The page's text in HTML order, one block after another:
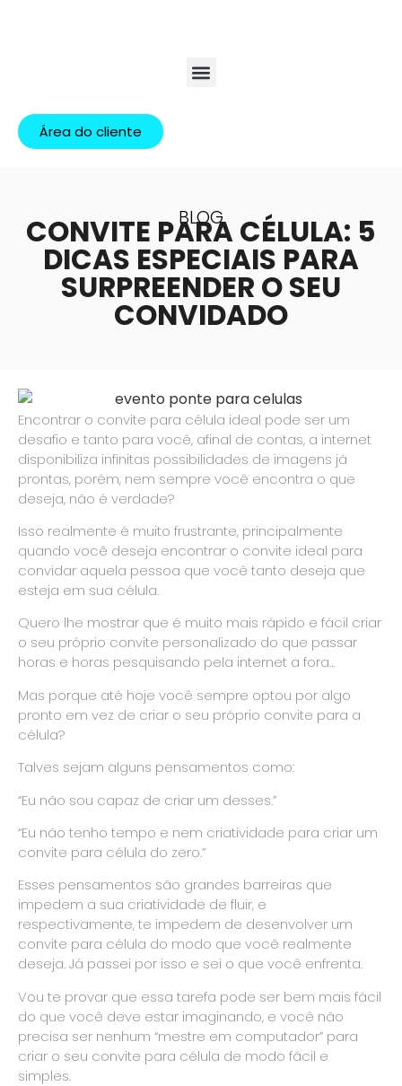
Área do cliente
BLOG
CONVITE PARA CÉLULA: 5
DICAS ESPECIAIS PARA
SURPREENDER O SEU
CONVIDADO
Encontrar o convite para célula ideal pode ser um
desafio e tanto para você, afinal de contas, a internet
disponibiliza infinitas possibilidades de imagens já
prontas, porém, nem sempre você encontra o que
deseja, não é verdade?
Isso realmente é muito frustrante, principalmente
quando você deseja encontrar o convite ideal para
convidar aquela pessoa que você tanto deseja que
esteja em sua célula.
Quero lhe mostrar que é muito mais rápido e fácil criar
o seu próprio convite personalizado do que passar
horas e horas pesquisando pela internet a fora…
Mas porque até hoje você sempre optou por algo
pronto em vez de criar o seu próprio convite para a
célula?
Talves sejam alguns pensamentos como:
“Eu não sou capaz de criar um desses.”
“Eu não tenho tempo e nem criatividade para criar um
convite para célula do zero.”
Esses pensamentos são grandes barreiras que
impedem a sua criatividade de fluir, e
respectivamente, te impedem de desenvolver um
convite para célula do modo que você realmente
deseja. Já passei por isso e sei o que você enfrenta.
Vou te provar que essa tarefa pode ser bem mais fácil
do que você deve estar imaginando, e você não
precisa ser nenhum “mestre em computador” para
criar o seu convite para célula de modo fácil e
simples.